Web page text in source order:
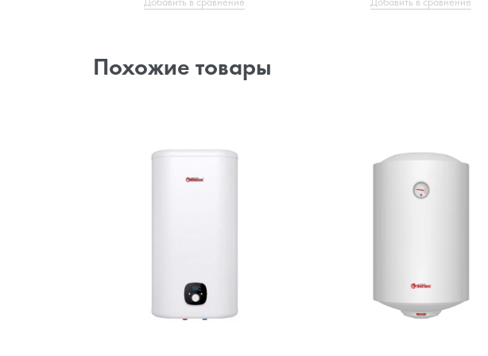
Похожие товары